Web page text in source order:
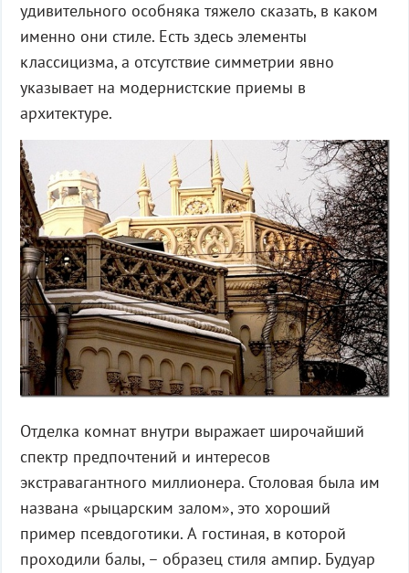
удивительного особняка тяжело сказать, в каком
именно они стиле. Есть здесь элементы
классицизма, а отсутствие симметрии явно
указывает на модернистские приемы в
архитектуре.
Отделка комнат внутри выражает широчайший
спектр предпочтений и интересов
экстравагантного миллионера. Столовая была им
названа «рыцарским залом», это хороший
пример псевдоготики. А гостиная, в которой
проходили балы, – образец стиля ампир. Будуар